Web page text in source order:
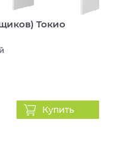
Токио
Купить